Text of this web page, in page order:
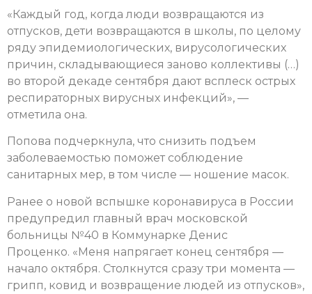
«Каждый год, когда люди возвращаются из
отпусков, дети возвращаются в школы, по целому
ряду эпидемиологических, вирусологических
причин, складывающиеся заново коллективы (…)
во второй декаде сентября дают всплеск острых
респираторных вирусных инфекций», —
отметила она.
Попова подчеркнула, что снизить подъем
заболеваемостью поможет соблюдение
санитарных мер, в том числе — ношение масок.
Ранее о новой вспышке коронавируса в России
предупредил главный врач московской
больницы №40 в Коммунарке Денис
Проценко. «Меня напрягает конец сентября —
начало октября. Столкнутся сразу три момента —
грипп, ковид и возвращение людей из отпусков»,